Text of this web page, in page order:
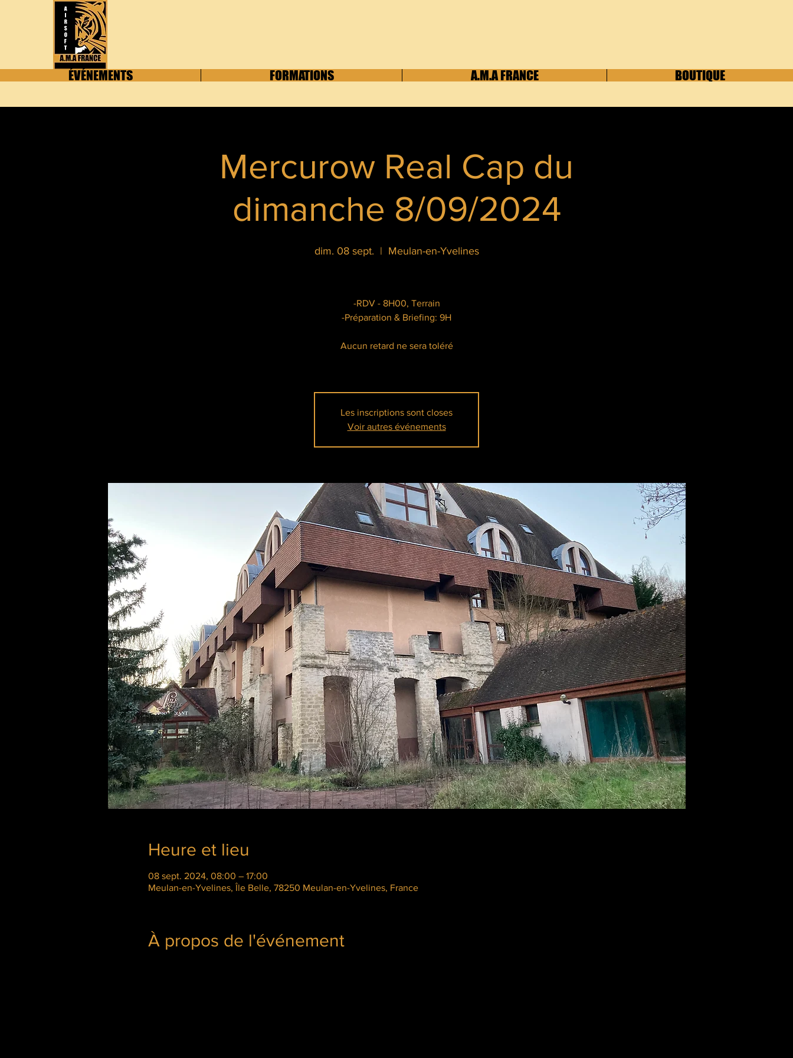
ÉVÉNEMENTS FORMATIONS A.M.A FRANCE BOUTIQUE
Mercurow Real Cap du
dimanche 8/09/2024
dim. 08 sept.
  |
Meulan-en-Yvelines
-RDV - 8H00, Terrain
-Préparation & Briefing: 9H
Aucun retard ne sera toléré
Les inscriptions sont closes
Voir autres événements
Heure et lieu
08 sept. 2024, 08:00 – 17:00
Meulan-en-Yvelines, Île Belle, 78250 Meulan-en-Yvelines, France
À propos de l'événement